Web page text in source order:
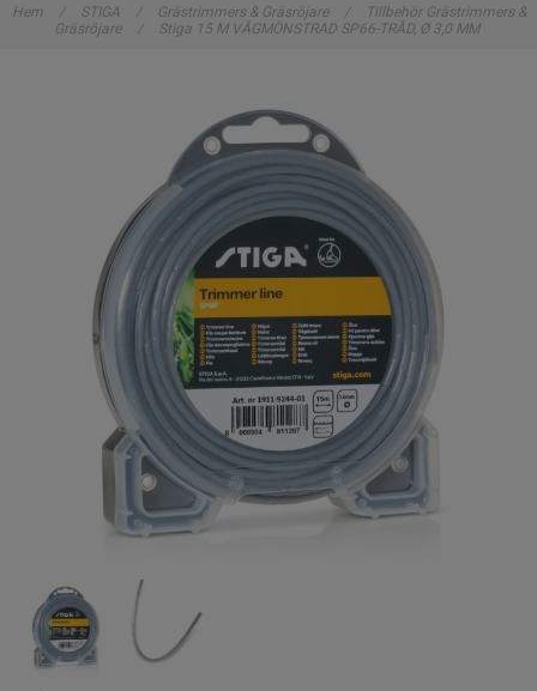
Hem / STIGA / Grästrimmers & Gräsröjare /
Tillbehör Grästrimmers &
Gräsröjare
/ Stiga 15 M VÅGMÖNSTRAD SP66-TRÅD, Ø 3,0 MM